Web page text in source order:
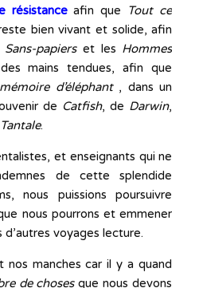
résistanceafin que Tout ce
bien vivant et solide, afin
Sans-papierset les Hommes
mains tendues, afin que
d’éléphant , dans un
de Catfish, de Darwin,
Tantale.
et enseignants qui ne
de cette splendide
nous puissions poursuivre
nous pourrons et emmener
d’autres voyages lecture.
nos manches car il y a quand
de chosesque nous devons